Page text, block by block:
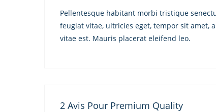
Pellentesque habitant morbi tristique
feugiat vitae, ultricies eget, tempor sit amet,
vitae est. Mauris placerat eleifend leo.
2 Avis Pour Premium Quality